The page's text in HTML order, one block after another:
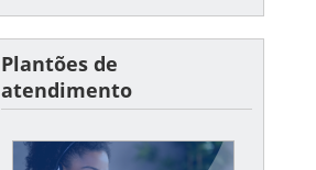
Plantões de
atendimento